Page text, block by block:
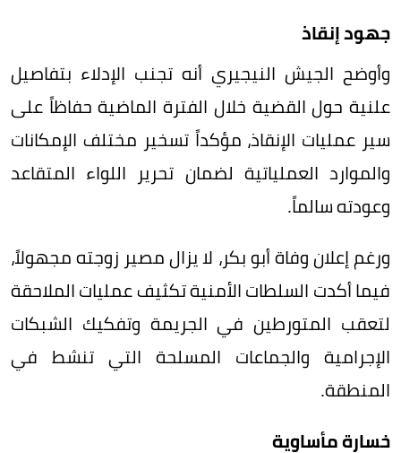
جهود إنقاذ
وأوضح الجيش النيجيري أنه تجنب الإدلاء بتفاصيل
علنية حول القضية خلال الفترة الماضية حفاظاً على
سير عمليات الإنقاذ، مؤكداً تسخير مختلف الإمكانات
والموارد العملياتية لضمان تحرير اللواء المتقاعد
وعودته سالماً.
ورغم إعلان وفاة أبو بكر، لا يزال مصير زوجته مجهولاً،
فيما أكدت السلطات الأمنية تكثيف عمليات الملاحقة
لتعقب المتورطين في الجريمة وتفكيك الشبكات
الإجرامية والجماعات المسلحة التي تنشط في
المنطقة.
خسارة مأساوية